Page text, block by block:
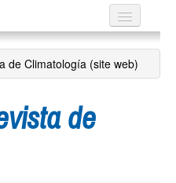
de Climatología (site web)
de